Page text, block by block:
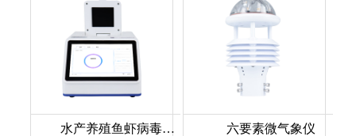
水产养殖鱼虾病毒检测仪 六要素微气象仪